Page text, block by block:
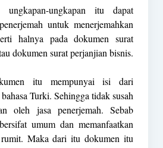
ungkapan-ungkapan itu dapat
untuk menerjemahkan
halnya pada dokumen surat
dokumen surat perjanjian bisnis.
itu mempunyai isi dari
Turki. Sehingga tidak susah
oleh jasa penerjemah. Sebab
umum dan memanfaatkan
Maka dari itu dokumen itu